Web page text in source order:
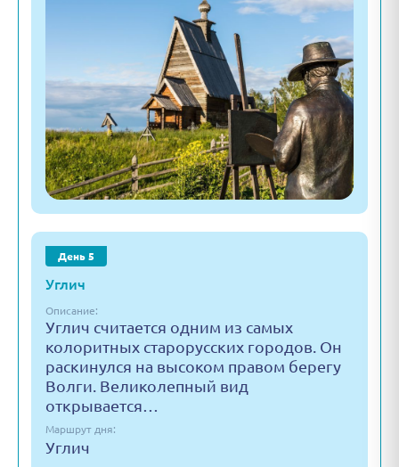
День 5
Углич
Описание:
Углич считается одним из самых
колоритных старорусских городов. Он
раскинулся на высоком правом берегу
Волги. Великолепный вид
открывается…
Маршрут дня:
Углич